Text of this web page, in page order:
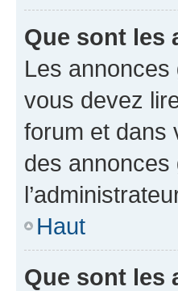
Que sont les
Les
vous devez
forum et dans
des annonces
Haut
Que sont les